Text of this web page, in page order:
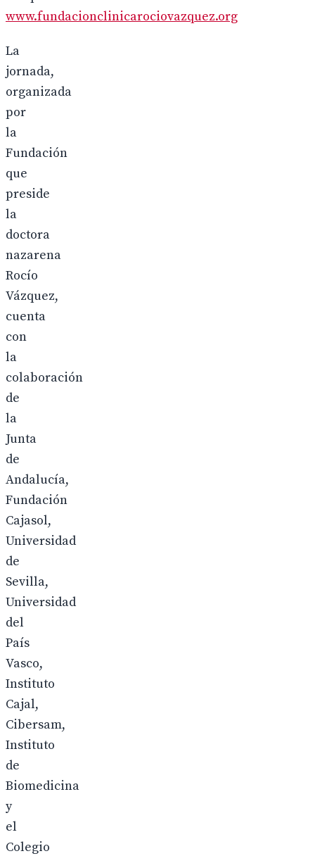
www.fundacionclinicarociovazquez.org
La
jornada,
organizada
por
la
Fundación
que
preside
la
doctora
nazarena
Rocío
Vázquez,
cuenta
con
la
colaboración
de
la
Junta
de
Andalucía,
Fundación
Cajasol,
Universidad
de
Sevilla,
Universidad
del
País
Vasco,
Instituto
Cajal,
Cibersam,
Instituto
de
Biomedicina
y
el
Colegio